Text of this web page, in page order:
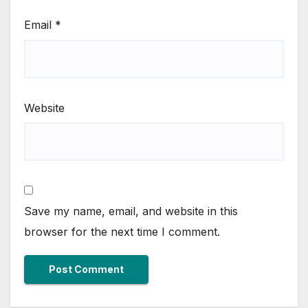
Email *
Website
Save my name, email, and website in this
browser for the next time I comment.